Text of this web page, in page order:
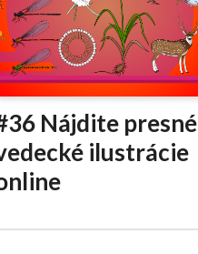
Nájdite presné
ilustrácie